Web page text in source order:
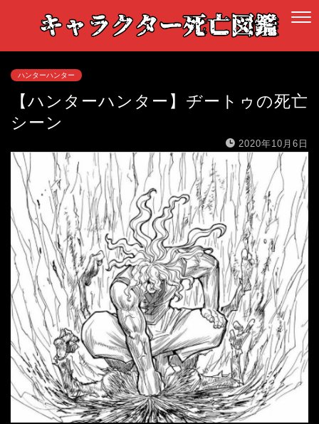
ハンターハンター
【ハンターハンター】ヂートゥの死亡
シーン
2020年10月6日